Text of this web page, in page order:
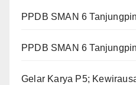
PPDB SMAN 6
PPDB SMAN 6
Gelar Karya P5;